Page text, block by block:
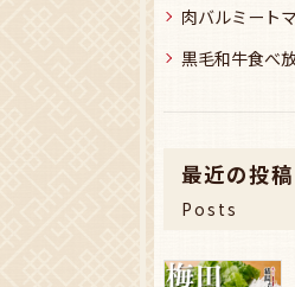
肉バルミート
黒毛和牛食べ
最近の投稿
Posts